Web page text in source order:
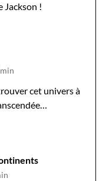
Jackson !
cet univers à